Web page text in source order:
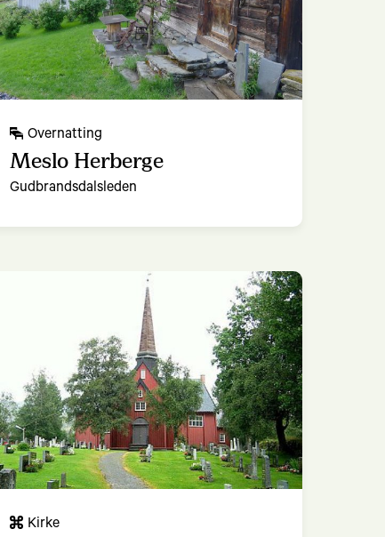
Overnatting
Meslo Herberge
Gudbrandsdalsleden
Kirke